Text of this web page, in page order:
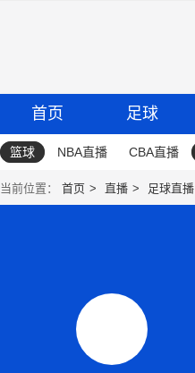
首页 足球
篮球 NBA直播 CBA直播
当前位置： 首页 直播 足球直播